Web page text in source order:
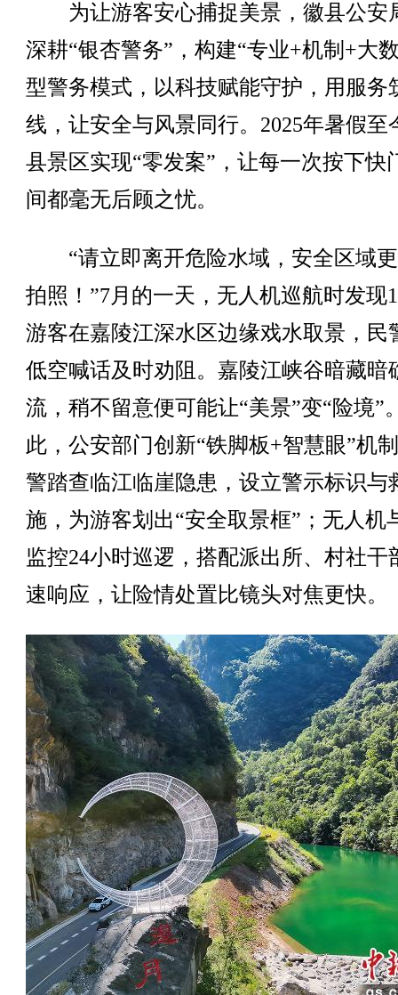
为让游客安心捕捉美景，徽县公安
深耕“银杏警务”，构建“专业+机制+大
型警务模式，以科技赋能守护，用服务
线，让安全与风景同行。2025年暑假至
县景区实现“零发案”，让每一次按下快
间都毫无后顾之忧。
“请立即离开危险水域，安全区域
拍照！”7月的一天，无人机巡航时发现
游客在嘉陵江深水区边缘戏水取景，民
低空喊话及时劝阻。嘉陵江峡谷暗藏暗
流，稍不留意便可能让“美景”变“险境”
此，公安部门创新“铁脚板+智慧眼”机
警踏查临江临崖隐患，设立警示标识与
施，为游客划出“安全取景框”；无人机
监控24小时巡逻，搭配派出所、村社干
速响应，让险情处置比镜头对焦更快。